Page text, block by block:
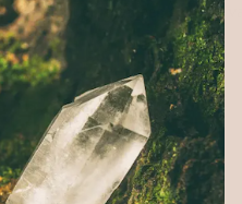
groot en heeft een gewicht